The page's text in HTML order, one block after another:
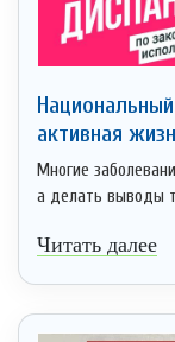
активная
Многие
а делать выводы
Читать далее